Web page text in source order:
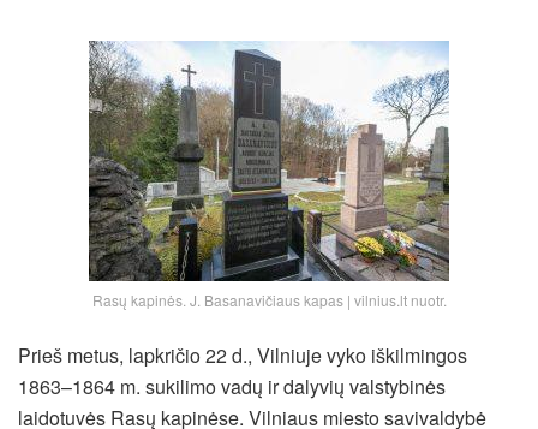
Rasų kapinės. J. Basanavičiaus kapas | vilnius.lt nuotr.
Prieš metus, lapkričio 22 d., Vilniuje vyko iškilmingos
1863–1864 m. sukilimo vadų ir dalyvių valstybinės
laidotuvės Rasų kapinėse. Vilniaus miesto savivaldybė